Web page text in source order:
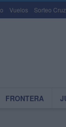
Vuelos Sorteo
FRONTERA